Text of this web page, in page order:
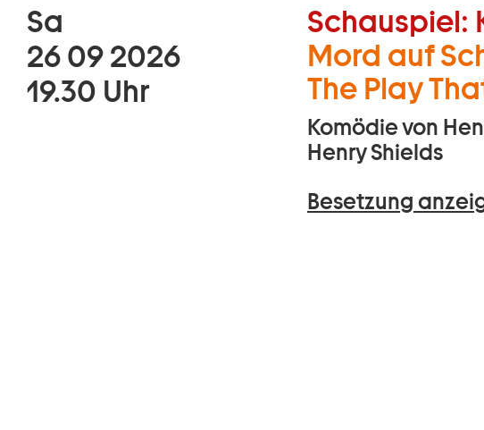
Sa
26 09 2026
19.30 Uhr
Schauspiel:
Mord auf
The Play
Komödie von
Henry Shields
Besetzung